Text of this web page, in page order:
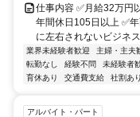
仕事内容 ✅月給32万円
年間休日105日以上 ✅
に左右されないビジネ
業界未経験者歓迎 主婦・主夫
転勤なし
経験不問 未経験者
育休あり
交通費支給 社割あり
アルバイト・パート